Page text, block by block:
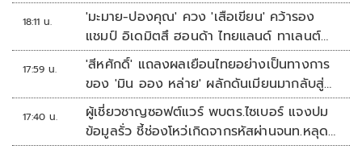
18:11 น.
'มะมาย-ปองคุณ' ควง 'เสือเขียน' คว้ารอง
แชมป์ อิเดมิตสึ ฮอนด้า ไทยแลนด์ ทาเลนต์
คัพ สนาม 3
17:59 น.
'สีหศักดิ์' แถลงผลเยือนไทยอย่างเป็นทางการ
ของ 'มิน ออง หล่าย' ผลักดันเมียนมากลับสู่
อาเซียน
17:40 น.
ผู้เชี่ยวชาญซอฟต์แวร์ พบตร.ไซเบอร์ แจงปม
ข้อมูลรั่ว ชี้ช่องโหว่เกิดจากรหัสผ่านจนท.หลุด
ไม่ใช่ถูกแฮกระบบ